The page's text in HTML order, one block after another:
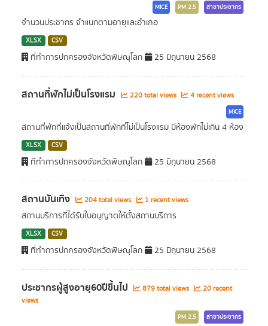
MICE PM 2.5 สาขาประชากร
จำนวนประชากร จำแนกตามอายุและอำเภอ
XLSX CSV
ที่ทำการปกครองจังหวัดพิษณุโลก 25 มิถุนายน 2568
สถานที่พักไม่เป็นโรงแรม 220 total views 4 recent views
MICE
สถานที่พักที่แจ้งเป็นสถานที่พักที่ไม่เป็นโรงแรม มีห้องพักไม่เกิน 4 ห้อง
XLSX CSV
ที่ทำการปกครองจังหวัดพิษณุโลก 25 มิถุนายน 2568
สถานบันเทิง 204 total views 1 recent views
สถานบริการที่ได้รับใบอนุญาตให้ตั้งสถานบริการ
XLSX CSV
ที่ทำการปกครองจังหวัดพิษณุโลก 25 มิถุนายน 2568
ประชากรผู้สูงอายุ60ปีขึ้นไป 879 total views
20 recent
views
PM 2.5 สาขาประชากร